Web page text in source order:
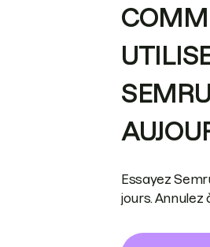
Essayez
jours. Annulez